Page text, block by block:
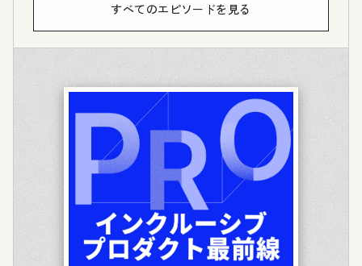
すべてのエピソードを見る